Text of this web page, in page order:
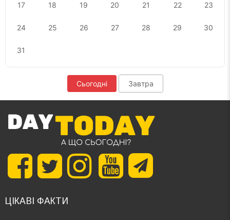
17 18 19 20 21 22 23
24 25 26 27 28 29 30
31
Сьогодні Завтра
ЦІКАВІ ФАКТИ